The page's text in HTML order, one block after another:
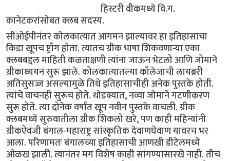
हिस्टरी वीकमध्ये वि.ग.
कानेटकरांसोबत क्लब सदस्य.
सीओईपीनंतर कोलकात्यात आगमन झाल्यावर हा इतिहासाचा
किडा खूपच ष्ट्राँग होता. त्यातच ग्रीक भाषा शिकवणार्‍या एका
क्लबबद्दल माहिती कळताक्षणी त्यांना जाऊन भेटलो आणि जोमाने
ग्रीकाध्ययन सुरू झाले. कोलकात्यातल्या कॉलेजाची लायब्ररी
अतिसुसज्ज असल्यामुळे तिथे इतिहासाचीही अनेक पुस्तके होती.
त्यांचे वाचनही सुरूच होते. थोडक्यात, नव्या जोमाने गटणीकरण
सुरू होते. त्या दोनेक वर्षांत खूप नवीन पुस्तके वाचली. ग्रीक
क्लबमध्ये सुरुवातीला ग्रीक शिकलो खरे, पण काही महिन्यांनी
ग्रीकऐवजी बंगाल-महाराष्ट्र सांस्कृतिक देवाणघेवाण यावरच भर
आला. परिणामतः बंगालच्या इतिहासाची आणखी डीटेलमध्ये
ओळख झाली. त्यानंतर मग विशेष काही सांगण्यासारखे नाही. तीच